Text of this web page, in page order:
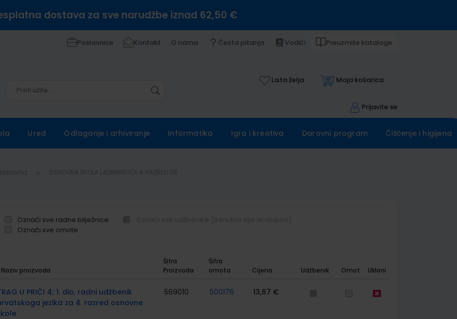
dostava za sve narudžbe iznad 62,50 €
Poslovnice Kontakt O nama Česta pitanja Vodiči Preuzmite kataloge
Lista želja Moja košarica
Prijavite se
Ured Odlaganje i arhiviranje Informatika Igra i kreativa Darovni program Čišćenje i higijena
Označi sve radne bilježnice
Označi sve omote
Naziv proizvoda
Šifra
Proizvoda
Šifra
omota
Cijena Udžbenik Omot Ukloni
U PRIČI 4; 1. dio, radni udžbenik
jezika za 4. razred osnovne
569010 500176 13,67 €